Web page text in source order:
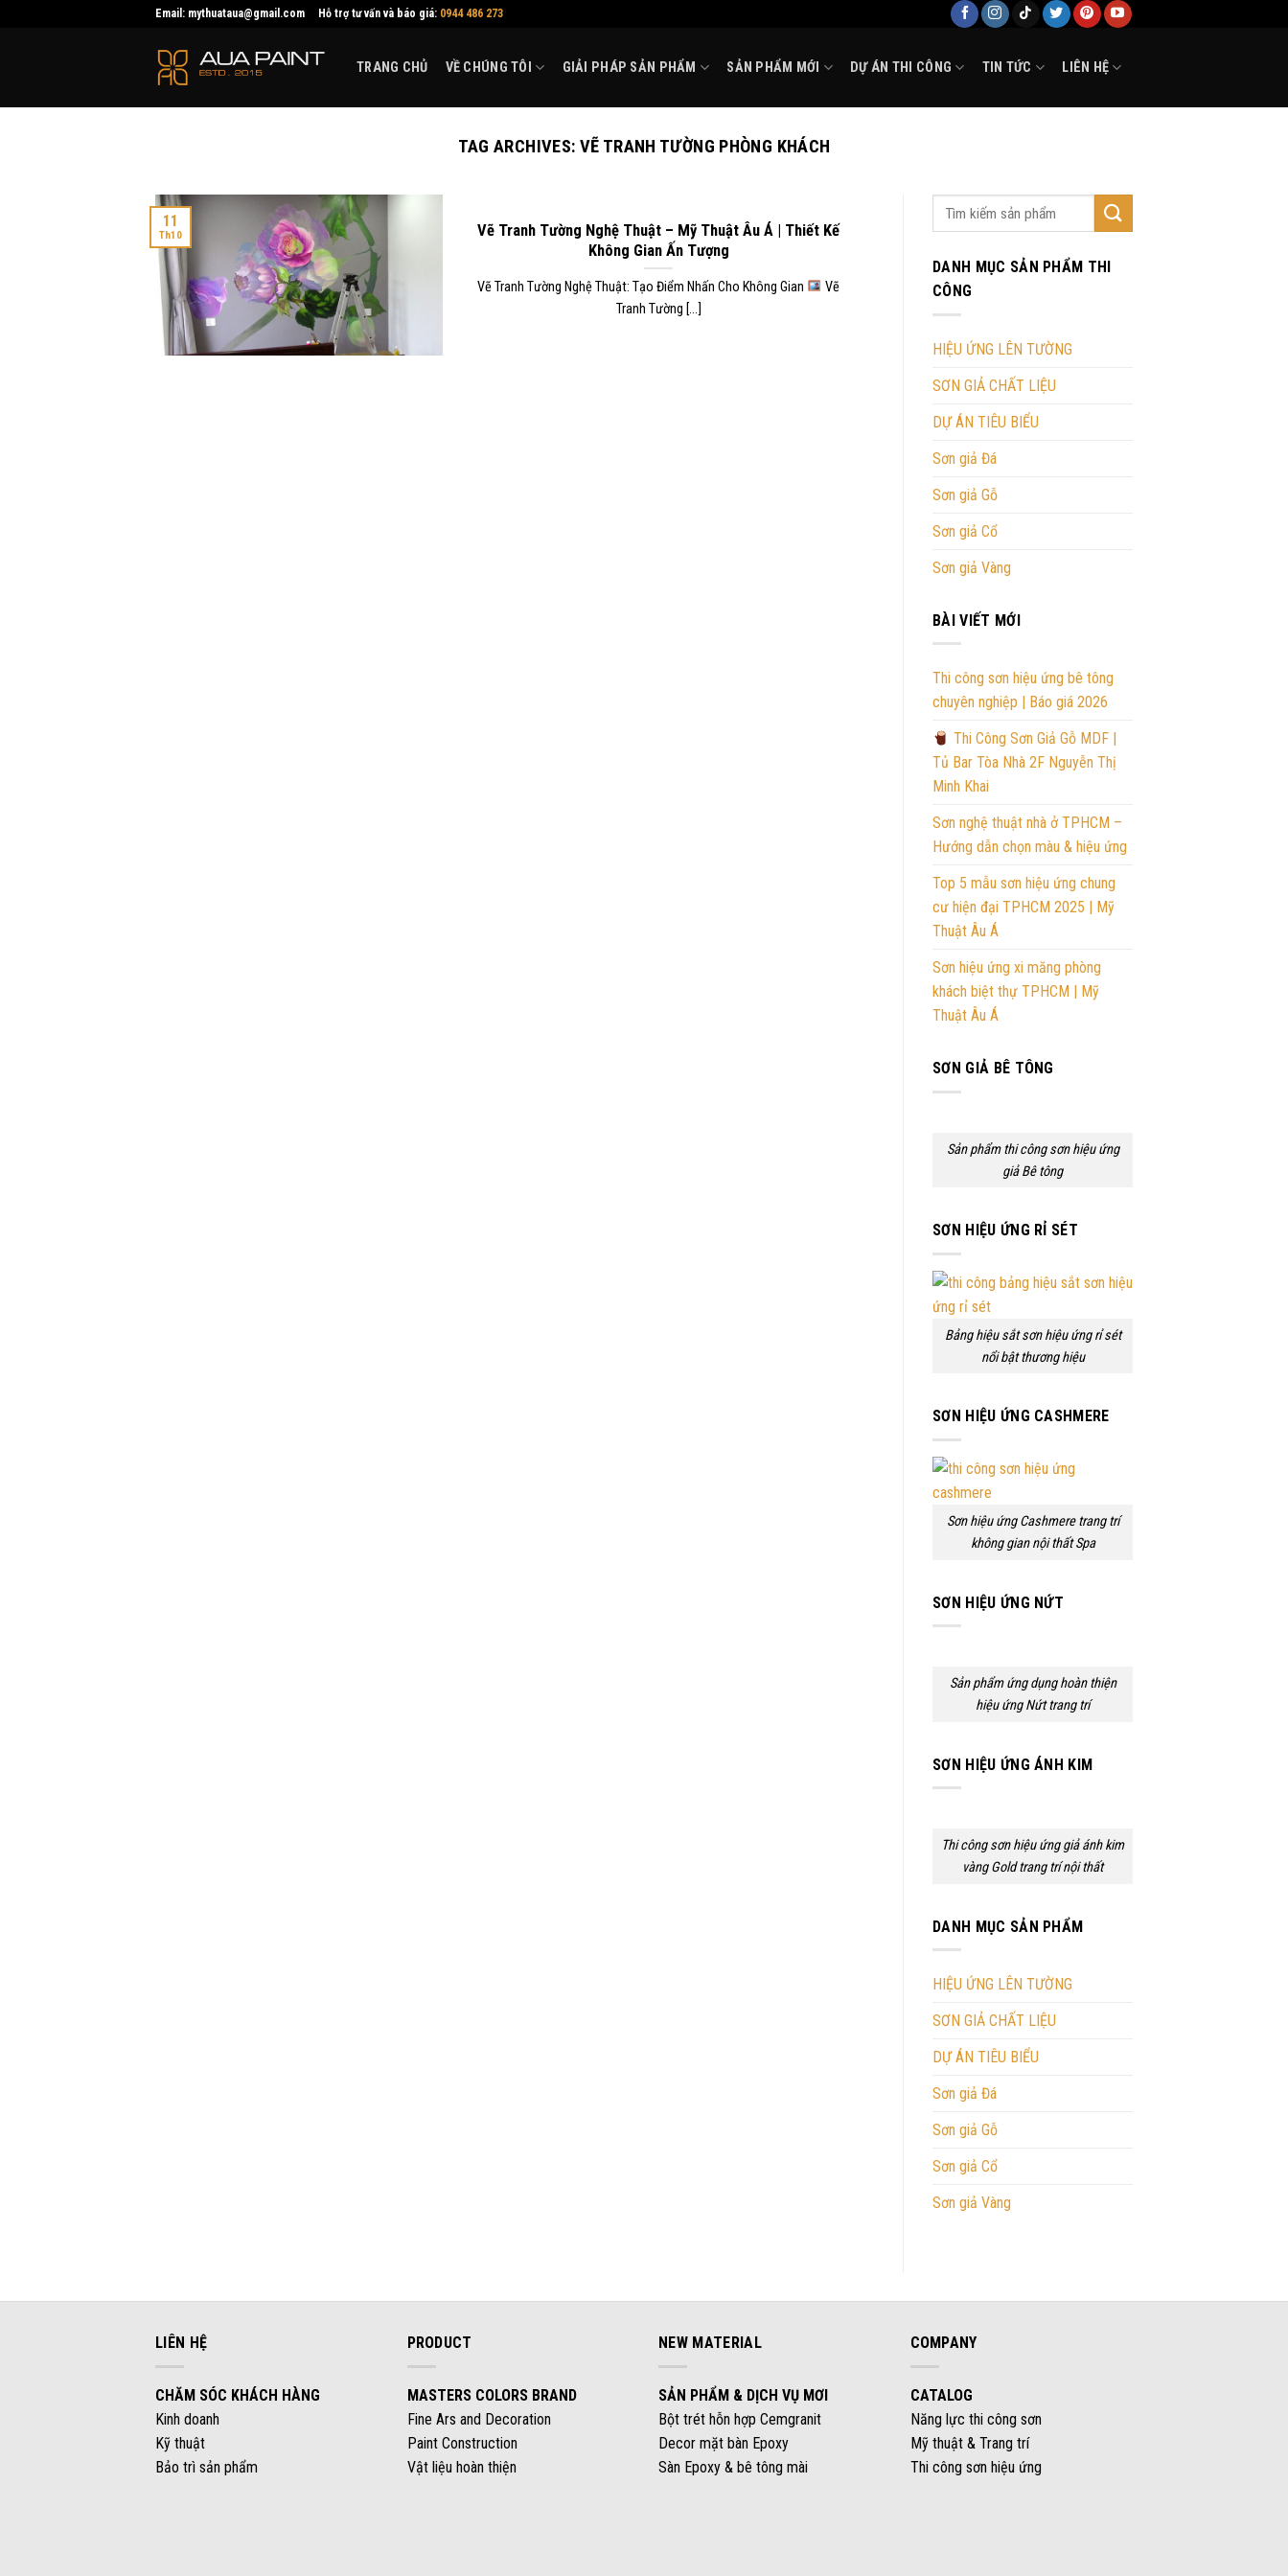
Email: mythuataua@gmail.com Hỗ trợ tư vấn và báo giá: 0944 486 273
TRANG CHỦ VỀ CHÚNG TÔI GIẢI PHÁP SẢN PHẨM SẢN PHẨM MỚI DỰ ÁN THI CÔNG TIN TỨC LIÊN HỆ
TAG ARCHIVES: VẼ TRANH TƯỜNG PHÒNG KHÁCH
Vẽ Tranh Tường Nghệ Thuật – Mỹ Thuật Âu Á | Thiết Kế
Không Gian Ấn Tượng
Vẽ Tranh Tường Nghệ Thuật: Tạo Điểm Nhấn Cho Không Gian
Vẽ
Tranh Tường [...]
11
Th10
DANH MỤC SẢN PHẨM THI
CÔNG
HIỆU ỨNG LÊN TƯỜNG
SƠN GIẢ CHẤT LIỆU
DỰ ÁN TIÊU BIỂU
Sơn giả Đá
Sơn giả Gỗ
Sơn giả Cổ
Sơn giả Vàng
BÀI VIẾT MỚI
Thi công sơn hiệu ứng bê tông
chuyên nghiệp | Báo giá 2026
Thi Công Sơn Giả Gỗ MDF |
Tủ Bar Tòa Nhà 2F Nguyễn Thị
Minh Khai
Sơn nghệ thuật nhà ở TPHCM –
Hướng dẫn chọn màu & hiệu ứng
Top 5 mẫu sơn hiệu ứng chung
cư hiện đại TPHCM 2025 | Mỹ
Thuật Âu Á
Sơn hiệu ứng xi măng phòng
khách biệt thự TPHCM | Mỹ
Thuật Âu Á
SƠN GIẢ BÊ TÔNG
Sản phẩm thi công sơn hiệu ứng
giả Bê tông
SƠN HIỆU ỨNG RỈ SÉT
Bảng hiệu sắt sơn hiệu ứng rỉ sét
nổi bật thương hiệu
SƠN HIỆU ỨNG CASHMERE
Sơn hiệu ứng Cashmere trang trí
không gian nội thất Spa
SƠN HIỆU ỨNG NỨT
Sản phẩm ứng dụng hoàn thiện
hiệu ứng Nứt trang trí
SƠN HIỆU ỨNG ÁNH KIM
Thi công sơn hiệu ứng giả ánh kim
vàng Gold trang trí nội thất
DANH MỤC SẢN PHẨM
HIỆU ỨNG LÊN TƯỜNG
SƠN GIẢ CHẤT LIỆU
DỰ ÁN TIÊU BIỂU
Sơn giả Đá
Sơn giả Gỗ
Sơn giả Cổ
Sơn giả Vàng
LIÊN HỆ
CHĂM SÓC KHÁCH HÀNG
Kinh doanh
Kỹ thuật
Bảo trì sản phẩm
PRODUCT
MASTERS COLORS BRAND
Fine Ars and Decoration
Paint Construction
Vật liệu hoàn thiện
NEW MATERIAL
SẢN PHẨM & DỊCH VỤ MƠI
Bột trét hỗn hợp Cemgranit
Decor mặt bàn Epoxy
Sàn Epoxy & bê tông mài
COMPANY
CATALOG
Năng lực thi công sơn
Mỹ thuật & Trang trí
Thi công sơn hiệu ứng